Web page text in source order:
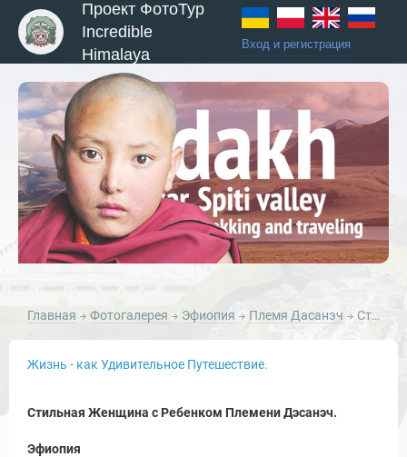
и Туры
Проект ФотоТур
Incredible
Himalaya
Вход и регистрация
Главная Фотогалерея Эфиопия Племя Дасанэч Стильная Женщина с Ребенком Племени Дэсанэч. Эфиопия
Жизнь - как Удивительное Путешествие.
Стильная Женщина с Ребенком Племени Дэсанэч.
Эфиопия